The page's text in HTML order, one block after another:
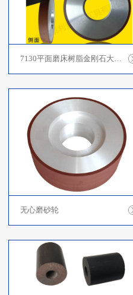
7130平面磨床树脂金刚石大砂轮350*127*40*10磨合金钨钢
无心磨砂轮